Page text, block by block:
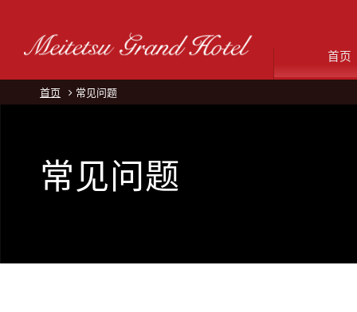
首页
首页 常见问题
常见问题